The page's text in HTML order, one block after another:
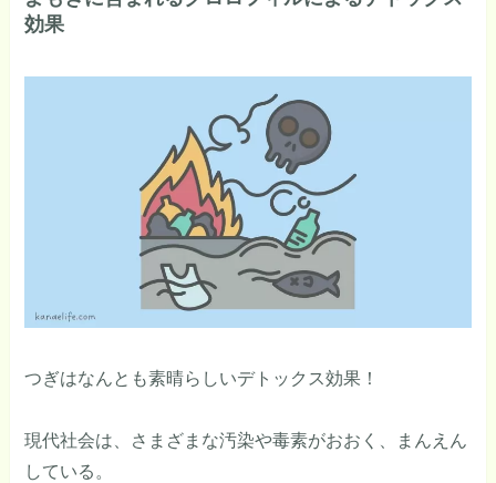
効果
つぎはなんとも素晴らしいデトックス効果！
現代社会は、さまざまな汚染や毒素がおおく、まんえん
している。